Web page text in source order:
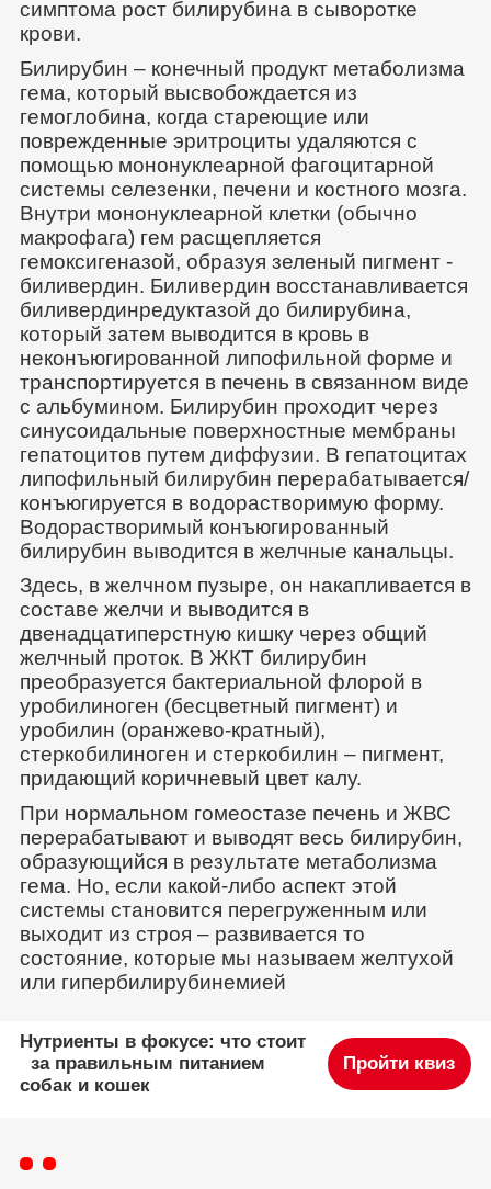
симптома рост билирубина в сыворотке
крови.
Билирубин – конечный продукт метаболизма
гема, который высвобождается из
гемоглобина, когда стареющие или
поврежденные эритроциты удаляются с
помощью мононуклеарной фагоцитарной
системы селезенки, печени и костного мозга.
Внутри мононуклеарной клетки (обычно
макрофага) гем расщепляется
гемоксигеназой, образуя зеленый пигмент -
биливердин. Биливердин восстанавливается
биливердинредуктазой до билирубина,
который затем выводится в кровь в
неконъюгированной липофильной форме и
транспортируется в печень в связанном виде
с альбумином. Билирубин проходит через
синусоидальные поверхностные мембраны
гепатоцитов путем диффузии. В гепатоцитах
липофильный билирубин перерабатывается/
конъюгируется в водорастворимую форму.
Водорастворимый конъюгированный
билирубин выводится в желчные канальцы.
Здесь, в желчном пузыре, он накапливается в
составе желчи и выводится в
двенадцатиперстную кишку через общий
желчный проток. В ЖКТ билирубин
преобразуется бактериальной флорой в
уробилиноген (бесцветный пигмент) и
уробилин (оранжево-кратный),
стеркобилиноген и стеркобилин – пигмент,
придающий коричневый цвет калу.
При нормальном гомеостазе печень и ЖВС
перерабатывают и выводят весь билирубин,
образующийся в результате метаболизма
гема. Но, если какой-либо аспект этой
системы становится перегруженным или
выходит из строя – развивается то
состояние, которые мы называем желтухой
или гипербилирубинемией
Нутриенты в фокусе: что стоит
за правильным питанием
собак и кошек
Пройти квиз